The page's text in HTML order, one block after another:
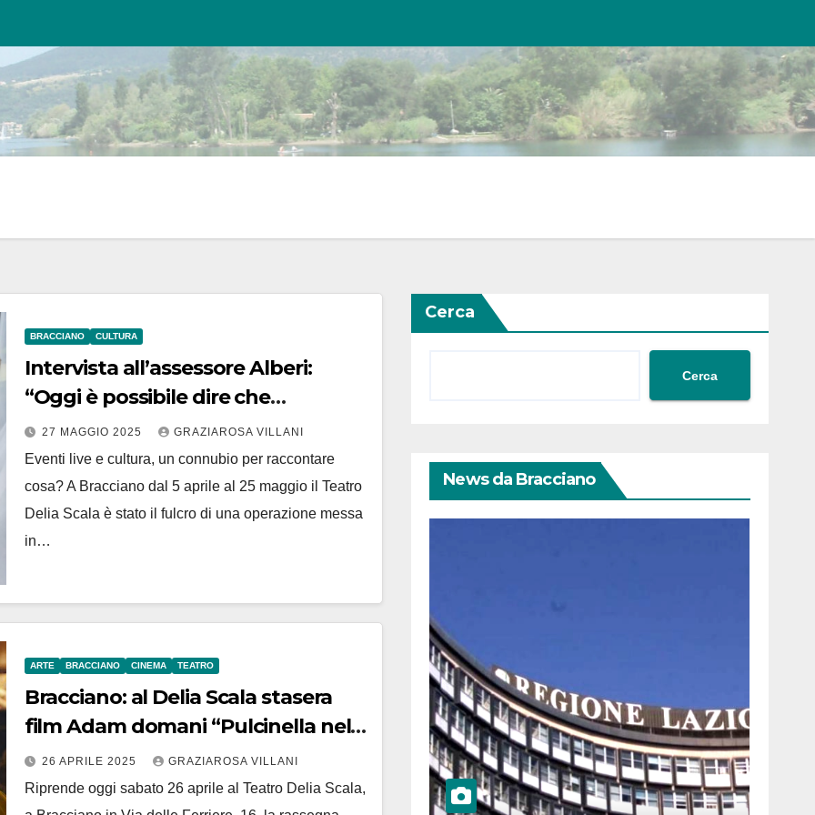
BRACCIANO CULTURA
Intervista all’assessore Alberi:
“Oggi è possibile dire che
Bracciano ha un teatro, un punto
di riferimento culturale
riconosciuto”
27 MAGGIO 2025 GRAZIAROSA VILLANI
Eventi live e cultura, un connubio per raccontare
cosa? A Bracciano dal 5 aprile al 25 maggio il Teatro
Delia Scala è stato il fulcro di una operazione messa
in…
ARTE BRACCIANO CINEMA TEATRO
Bracciano: al Delia Scala stasera
film Adam domani “Pulcinella nella
Luna”
26 APRILE 2025 GRAZIAROSA VILLANI
Riprende oggi sabato 26 aprile al Teatro Delia Scala,
Cerca
Cerca
News da Bracciano